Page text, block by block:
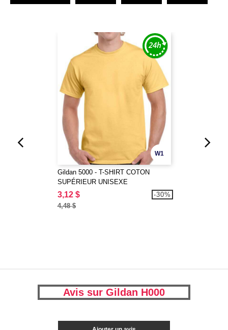
W1
Gildan 5000 - T-SHIRT COTON
SUPÉRIEUR UNISEXE
3,12 $
4,48 $
-30%
Avis sur Gildan H000